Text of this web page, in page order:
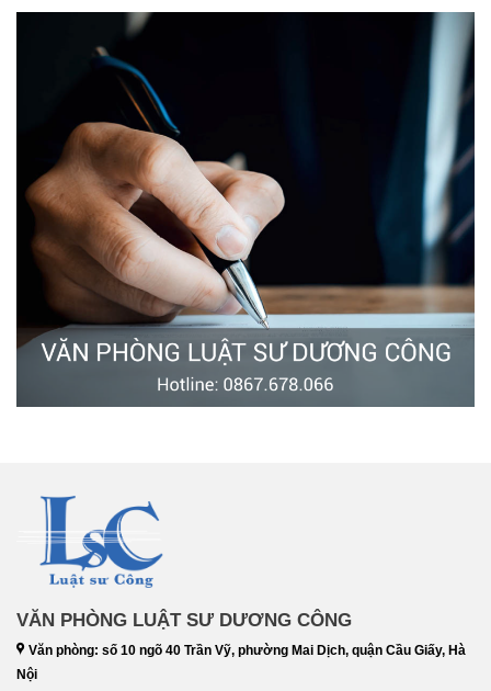
VĂN PHÒNG LUẬT SƯ DƯƠNG CÔNG
Văn phòng: số 10 ngõ 40 Trần Vỹ, phường Mai Dịch, quận Cầu Giấy, Hà
Nội